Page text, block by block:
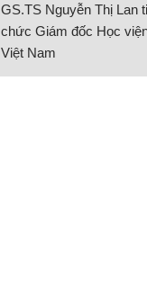
GS.TS Nguyễn Thị Lan
chức Giám đốc Học
Việt Nam